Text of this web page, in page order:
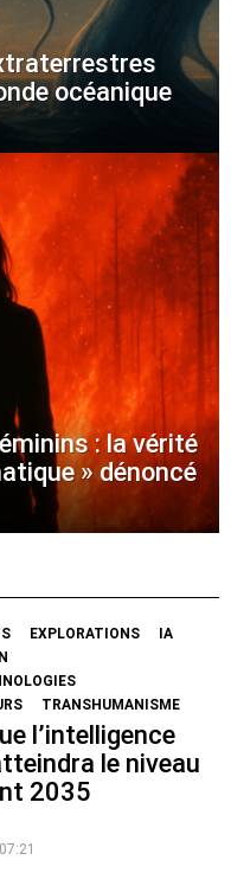
océanique
: la vérité
» dénoncé
EXPLORATIONS
IA
TRANSHUMANISME
l’intelligence
le niveau
2035